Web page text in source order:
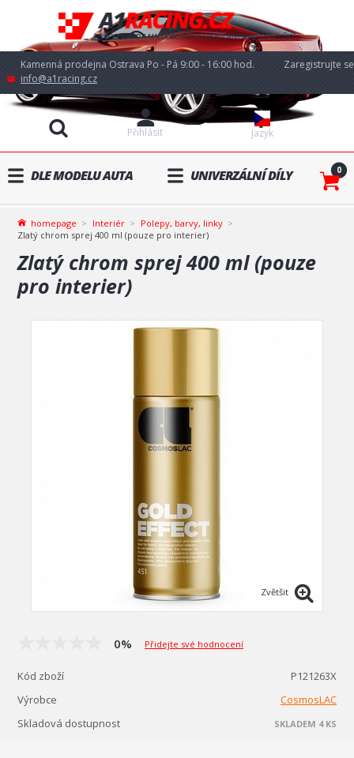
Kamenná prodejna Ostrava Po - Pá 9:00 - 16:00 hod.
info@a1racing.cz
Jazyk
Přihlásit
Zaregistrujte se
DLE MODELU AUTA UNIVERZÁLNÍ DÍLY 0
homepage Interiér
Polepy, barvy, linky
Zlatý chrom sprej 400 ml (pouze pro interier)
Zlatý chrom sprej 400 ml (pouze
pro interier)
Zvětšit
0% Přidejte své hodnocení
Kód zboží
P121263X
Výrobce
CosmosLAC
Skladová dostupnost
SKLADEM 4 KS